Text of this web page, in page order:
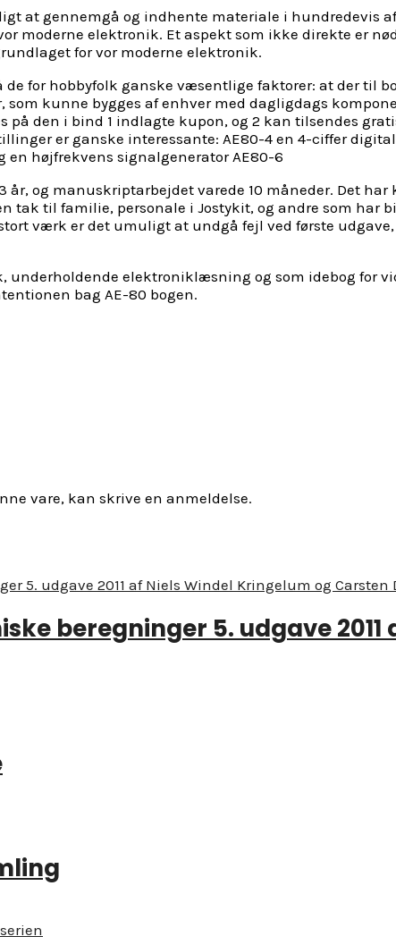
at gennemgå og indhente materiale i hundredevis
moderne elektronik. Et aspekt som ikke direkte er
for vor moderne elektronik.
de for hobbyfolk ganske væsentlige faktorer: at der til
kunne bygges af enhver med dagligdags
den i bind 1 indlagte kupon, og 2 kan tilsendes
er ganske interessante: AE80-4 en 4-ciffer
en højfrekvens signalgenerator AE80-6
år, og manuskriptarbejdet varede 10 måneder. Det
tak til familie, personale i Jostykit, og andre som
værk er det umuligt at undgå fejl ved første
underholdende elektroniklæsning og som idebog for
bag AE-80 bogen.
vare, kan skrive en anmeldelse.
beregninger 5. udgave